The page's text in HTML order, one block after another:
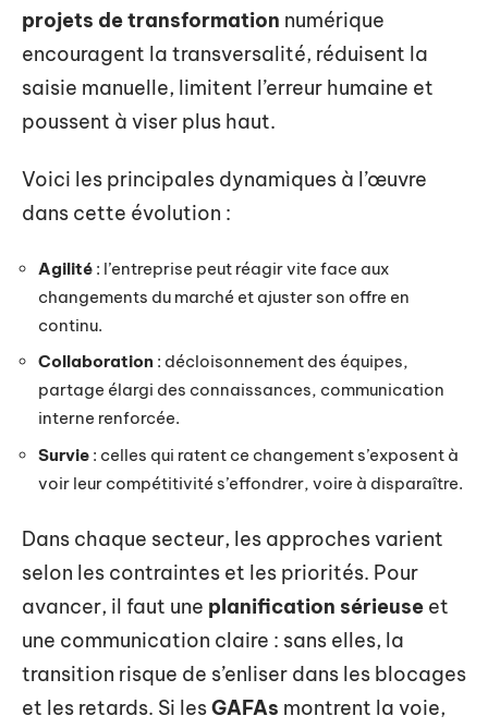
projets de transformation numérique
encouragent la transversalité, réduisent la
saisie manuelle, limitent l’erreur humaine et
poussent à viser plus haut.
Voici les principales dynamiques à l’œuvre
dans cette évolution :
Agilité : l’entreprise peut réagir vite face aux
changements du marché et ajuster son offre en
continu.
Collaboration : décloisonnement des équipes,
partage élargi des connaissances, communication
interne renforcée.
Survie : celles qui ratent ce changement s’exposent à
voir leur compétitivité s’effondrer, voire à disparaître.
Dans chaque secteur, les approches varient
selon les contraintes et les priorités. Pour
avancer, il faut une planification sérieuse et
une communication claire : sans elles, la
transition risque de s’enliser dans les blocages
et les retards. Si lesGAFAs montrent la voie,